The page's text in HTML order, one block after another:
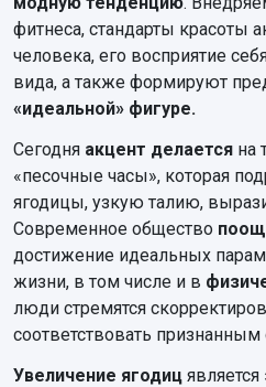
фитнеса, стандарты красоты
человека, его восприятие
вида, а также формируют
«идеальной» фигуре.
Сегодня акцент делается на
«песочные часы», которая
ягодицы, узкую талию,
Современное общество
достижение идеальных
жизни, в том числе и в
люди стремятся
соответствовать признанным
Увеличение ягодиц